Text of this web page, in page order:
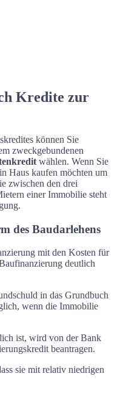
Kredite zur
können Sie
zweckgebundenen
wählen. Wenn Sie
Haus kaufen möchten um
zwischen den drei
einer Immobilie steht
des Baudarlehens
mit den Kosten für
deutlich
in das Grundbuch
wenn die Immobilie
ist, wird von der Bank
beantragen.
sie mit relativ niedrigen